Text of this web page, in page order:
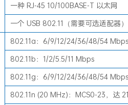
一种 RJ-45 10/100BASE-T 以太网
一个 USB 802.11（需要可选适配器）
802.11a：6/9/12/24/36/48/54 Mbps
802.11b：1/2/5.5/11 Mbps
802.11g：6/9/12/24/36/48/54 Mbps
802.11n (20 MHz)：MCS0-23，达